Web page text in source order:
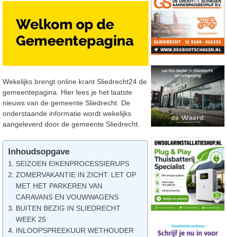
Wekelijks brengt online krant Sliedrecht24 de
gemeentepagina. Hier lees je het laatste
nieuws van de gemeente Sliedrecht. De
onderstaande informatie wordt wekelijks
aangeleverd door de gemeente Sliedrecht.
Inhoudsopgave
SEIZOEN EIKENPROCESSIERUPS
ZOMERVAKANTIE IN ZICHT: LET OP
MET HET PARKEREN VAN
CARAVANS EN VOUWWAGENS
BUITEN BEZIG IN SLIEDRECHT
WEEK 25
INLOOPSPREEKUUR WETHOUDER